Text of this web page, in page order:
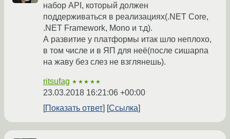
набор API, который должен
поддерживаться в реализациях(.NET Core,
.NET Framework, Mono и т.д).
А развитие у платформы итак шло неплохо,
в том числе и в ЯП для неё(после сишарпа
на жаву без слез не взглянешь).
ritsufag ★★★★★
23.03.2018 16:21:06 +00:00
Показать ответ
Ссылка